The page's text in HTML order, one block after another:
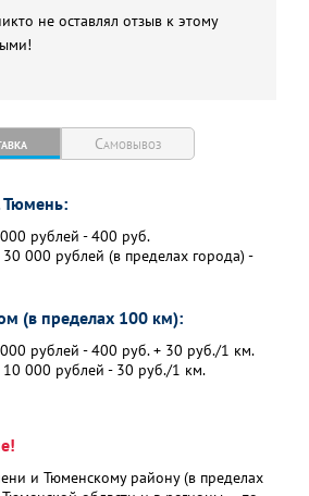
не оставлял отзыв к этому
Самовывоз
Тюмень:
рублей - 400 руб.
000 рублей (в пределах города) -
(в пределах 100 км):
рублей - 400 руб. + 30 руб./1 км.
000 рублей - 30 руб./1 км.
и Тюменскому району (в пределах